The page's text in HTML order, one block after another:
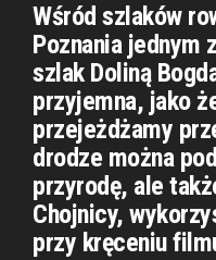
Wśród szlaków
Poznania jednym
szlak Doliną
przyjemna, jako
przejeżdżamy
drodze można
przyrodę, ale
Chojnicy,
przy kręceniu